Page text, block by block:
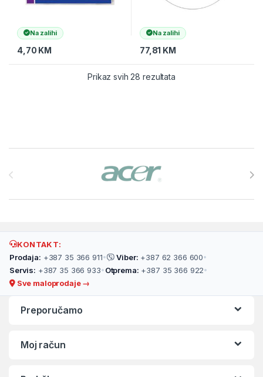
Na zalihi
4,70 KM
Na zalihi
77,81 KM
Prikaz svih 28 rezultata
KONTAKT:
Prodaja: +387 35 366 911• Viber: +387 62 366 600•
Servis: +387 35 366 933• Otprema: +387 35 366 922•
Sve maloprodaje →
Preporučamo
Moj račun